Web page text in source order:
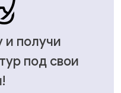
и получи
под свои